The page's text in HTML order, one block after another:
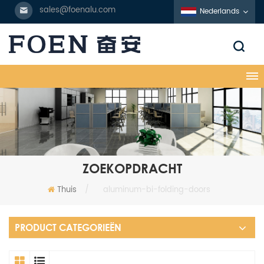
sales@foenalu.com Nederlands
ZOEKOPDRACHT
Thuis / aluminum-bi-folding-doors
PRODUCT CATEGORIEËN